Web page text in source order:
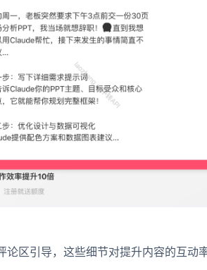
区引导，这些细节对提升内容的互动